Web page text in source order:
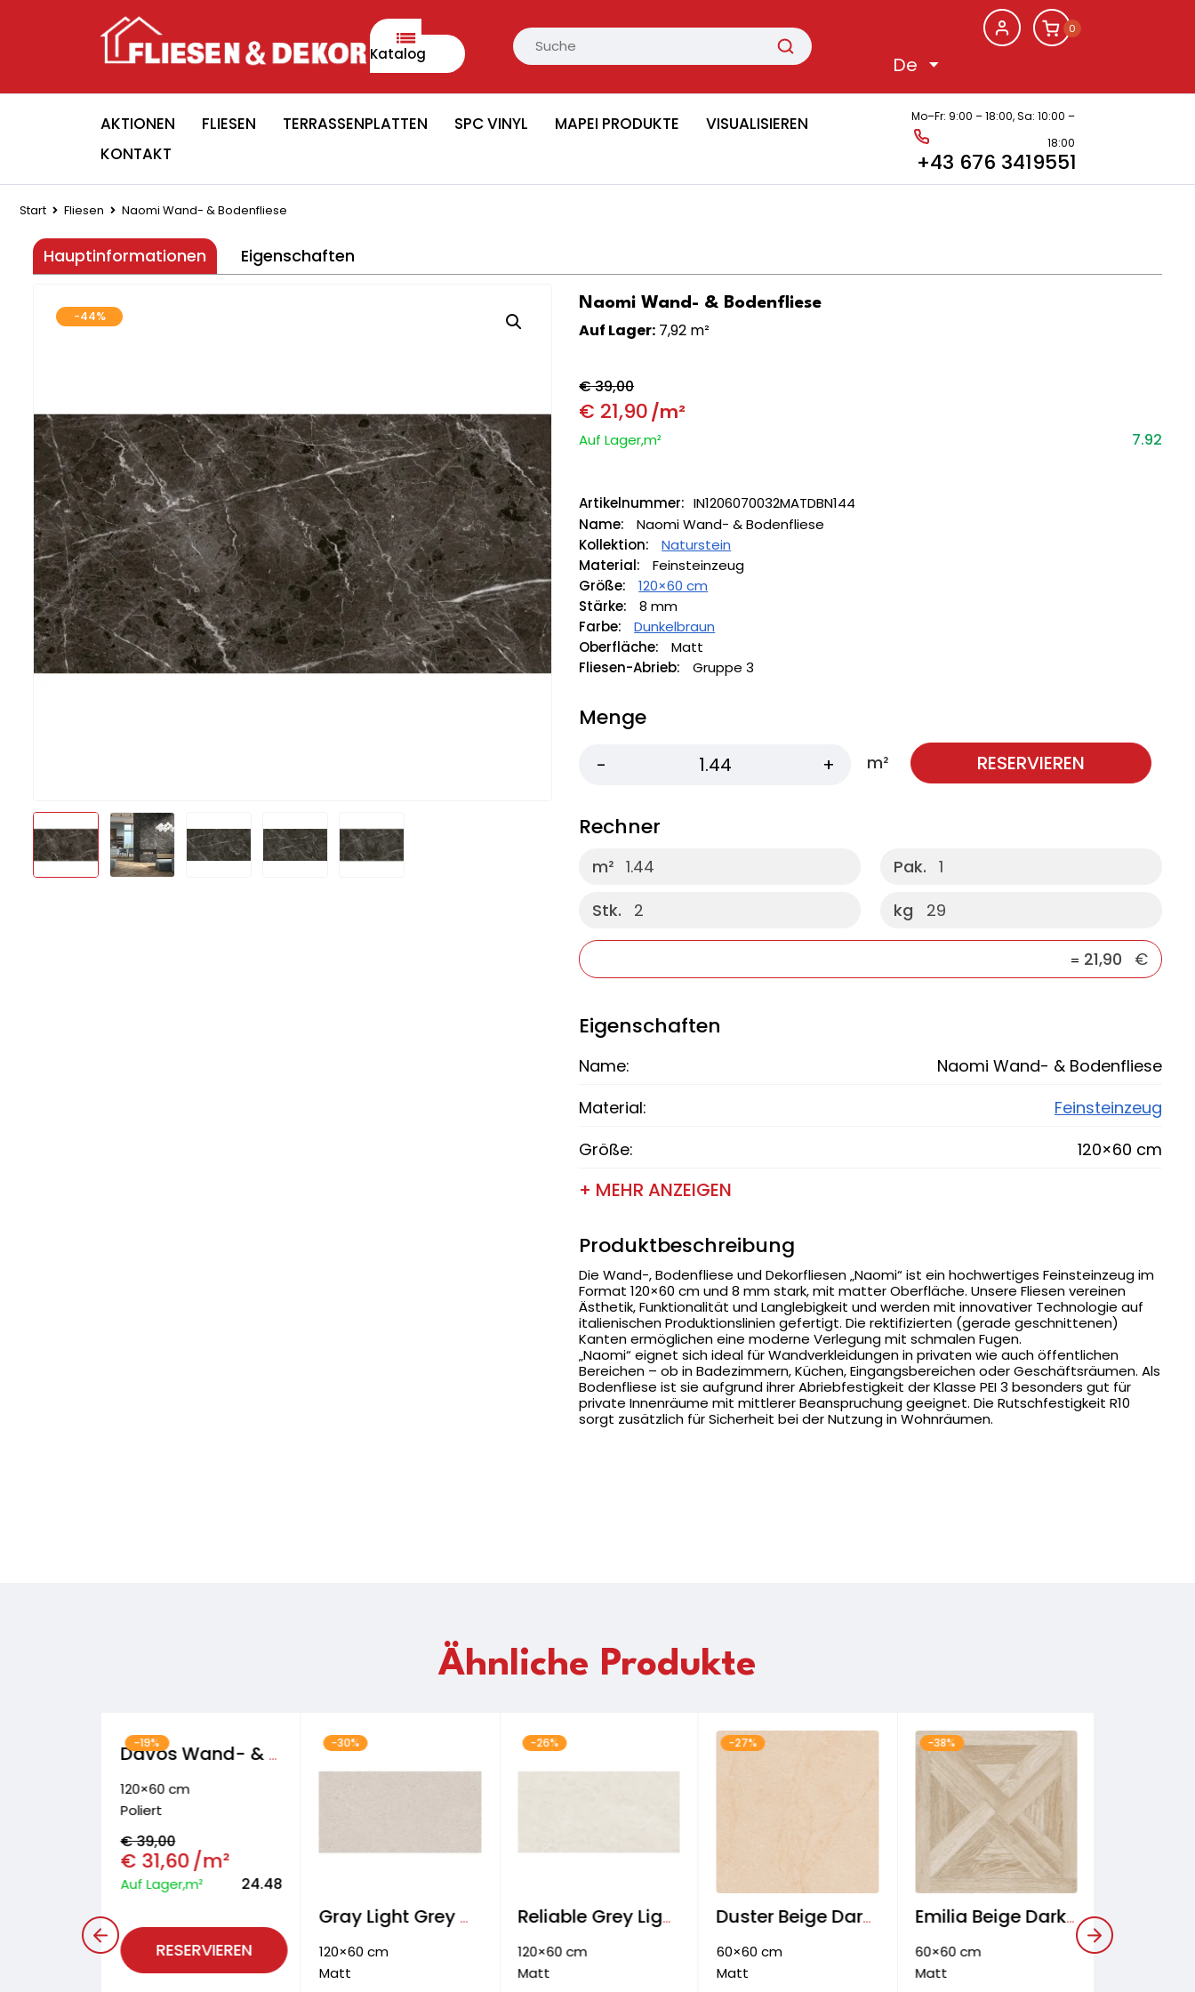
Katalog
0
AKTIONEN FLIESEN TERRASSENPLATTEN SPC VINYL MAPEI PRODUKTE
VISUALISIEREN
KONTAKT
Mo–Fr: 9:00 – 18:00,Sa: 10:00 –
18:00
+43 676 3419551
Start Fliesen Naomi Wand- & Bodenfliese
Hauptinformationen Eigenschaften
-44%
Naomi Wand- & Bodenfliese
Auf Lager: 7,92 m²
€39,00
€ 21,90/m²
Auf Lager,m² 7.92
Artikelnummer: IN1206070032MATDBN144
Name:
Naomi Wand- & Bodenfliese
Kollektion:
Naturstein
Material:
Feinsteinzeug
Größe:
120×60 cm
Stärke:
8 mm
Farbe:
Dunkelbraun
Oberfläche:
Matt
Fliesen-Abrieb:
Gruppe 3
Menge
m² RESERVIEREN
Rechner
m² 1.44
Stk.
2
Pak.
1
kg
29
= 21,90 €
Eigenschaften
Name:
Naomi Wand- & Bodenfliese
Material:
Feinsteinzeug
Größe:
120×60 cm
+ MEHR ANZEIGEN
Produktbeschreibung
Die Wand-, Bodenfliese und Dekorfliesen „Naomi“ ist ein hochwertiges Feinsteinzeug im
Format 120×60 cm und 8 mm stark, mit matter Oberfläche. Unsere Fliesen vereinen
Ästhetik, Funktionalität und Langlebigkeit und werden mit innovativer Technologie auf
italienischen Produktionslinien gefertigt. Die rektifizierten (gerade geschnittenen)
Kanten ermöglichen eine moderne Verlegung mit schmalen Fugen.
„Naomi“ eignet sich ideal für Wandverkleidungen in privaten wie auch öffentlichen
Bereichen – ob in Badezimmern, Küchen, Eingangsbereichen oder Geschäftsräumen. Als
Bodenfliese ist sie aufgrund ihrer Abriebfestigkeit der Klasse PEI 3 besonders gut für
private Innenräume mit mittlerer Beanspruchung geeignet. Die Rutschfestigkeit R10
sorgt zusätzlich für Sicherheit bei der Nutzung in Wohnräumen.
Ähnliche Produkte
-19%
Davos Wand- & Bodenfliese
120×60 cm
Poliert
€39,00
€ 31,60/m²
Auf Lager,m² 24.48
RESERVIEREN
-30%
Gray Light Grey Wand- & Bodenfliese
120×60 cm
Matt
-26%
Reliable Grey Light Wand- & Bodenfliese
120×60 cm
Matt
-27%
Duster Beige Dark Wand- Boden- & Fassadenfliese
60×60 cm
Matt
-38%
Emilia Beige Dark Bodenfliese
60×60 cm
Matt